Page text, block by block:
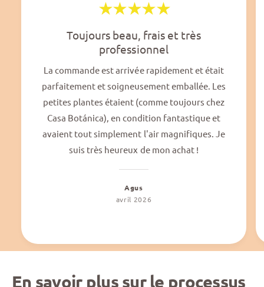
Toujours beau, frais et très
professionnel
La commande est arrivée rapidement et était
parfaitement et soigneusement emballée. Les
petites plantes étaient (comme toujours chez
Casa Botánica), en condition fantastique et
avaient tout simplement l'air magnifiques. Je
suis très heureux de mon achat !
Agus
avril 2026
En savoir plus sur le processus